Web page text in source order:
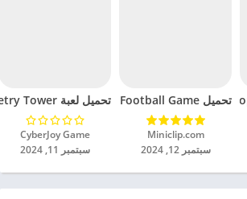
تحميل Soccer Hero PvP Football Game مهكرة للاندرويد 2024
Miniclip.com‏
سبتمبر 12, 2024
تحميل لعبة Geometry Tower مهكرة للاندرويد 2024
CyberJoy Game‏
سبتمبر 11, 2024